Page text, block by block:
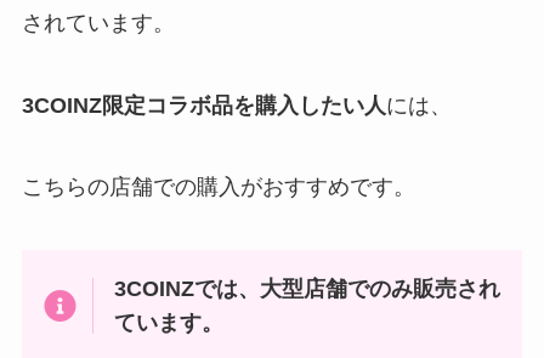
されています。
3COINZ限定コラボ品を購入したい人 には、
こちらの店舗での購入がおすすめです。
3COINZでは、大型店舗でのみ販売され
ています。